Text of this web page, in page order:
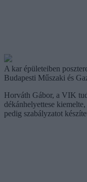
A kar épületeiben
Budapesti Műszaki és
Horváth Gábor, a VIK
dékánhelyettese
pedig szabályzatot